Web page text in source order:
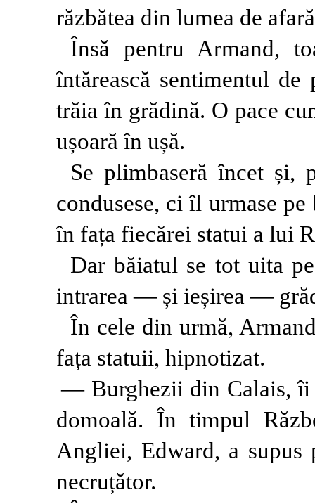
răzbătea din lumea de
Însă pentru Armand,
întărească sentimentul
trăia în grădină. O pace
ușoară în ușă.
Se plimbaseră încet și,
condusese, ci îl urmase
în fața fiecărei statui a lui
Dar băiatul se tot uita
intrarea — și ieșirea —
În cele din urmă,
fața statuii, hipnotizat.
— Burghezii din Calais, îi
domoală. În timpul
Angliei, Edward, a supus
necruțător.